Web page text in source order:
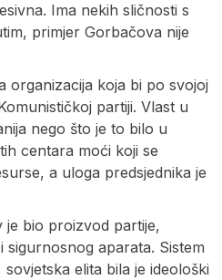
Ima nekih sličnosti s
primjer Gorbačova nije
organizacija koja bi po svojoj
partiji. Vlast u
nego što je to bilo u
centara moći koji se
a uloga predsjednika je
je bio proizvod partije,
aparata. Sistem
elita bila je ideološki